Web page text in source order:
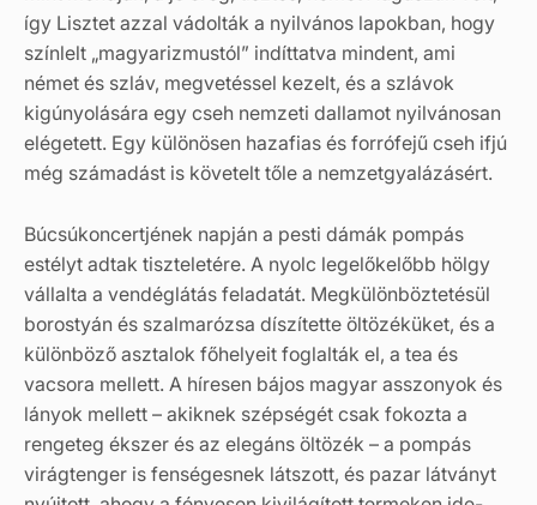
így Lisztet azzal vádolták a nyilvános lapokban, hogy
színlelt „magyarizmustól” indíttatva mindent, ami
német és szláv, megvetéssel kezelt, és a szlávok
kigúnyolására egy cseh nemzeti dallamot nyilvánosan
elégetett. Egy különösen hazafias és forrófejű cseh ifjú
még számadást is követelt tőle a nemzetgyalázásért.
Búcsúkoncertjének napján a pesti dámák pompás
estélyt adtak tiszteletére. A nyolc legelőkelőbb hölgy
vállalta a vendéglátás feladatát. Megkülönböztetésül
borostyán és szalmarózsa díszítette öltözéküket, és a
különböző asztalok főhelyeit foglalták el, a tea és
vacsora mellett. A híresen bájos magyar asszonyok és
lányok mellett – akiknek szépségét csak fokozta a
rengeteg ékszer és az elegáns öltözék – a pompás
virágtenger is fenségesnek látszott, és pazar látványt